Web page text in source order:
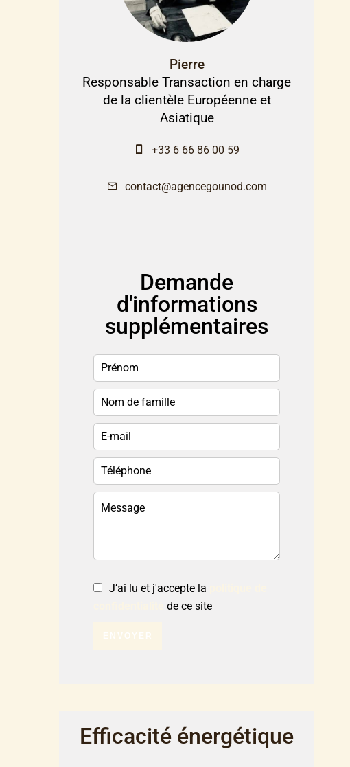
Pierre
Responsable Transaction en charge
de la clientèle Européenne et
Asiatique
+33 6 66 86 00 59
contact@agencegounod.com
Demande
d'informations
supplémentaires
J’ai lu et j'accepte la
de ce site
ENVOYER
Efficacité énergétique